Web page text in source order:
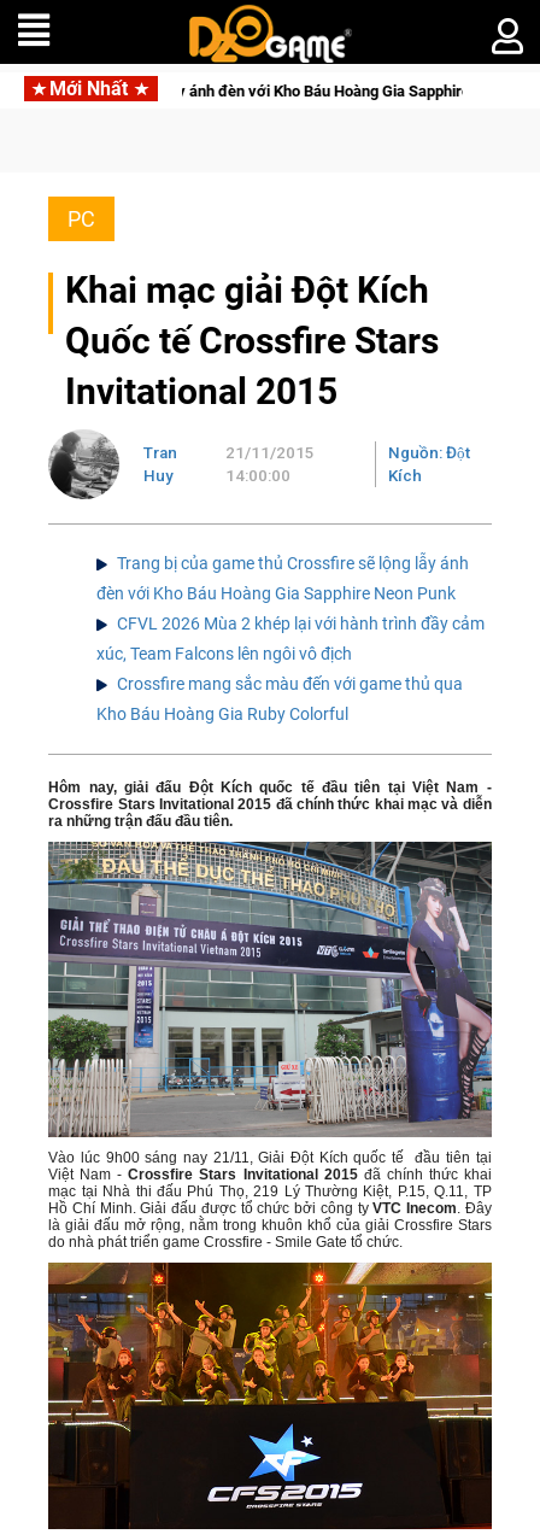
Mới Nhất
Punk
PC
Khai mạc giải Đột Kích
Quốc tế Crossfire Stars
Invitational 2015
Tran
Huy
21/11/2015
14:00:00
Nguồn: Đột
Kích
Trang bị của game thủ Crossfire sẽ lộng lẫy ánh
đèn với Kho Báu Hoàng Gia Sapphire Neon Punk
CFVL 2026 Mùa 2 khép lại với hành trình đầy cảm
xúc, Team Falcons lên ngôi vô địch
Crossfire mang sắc màu đến với game thủ qua
Kho Báu Hoàng Gia Ruby Colorful
Hôm nay, giải đấu Đột Kích quốc tế đầu tiên tại Việt Nam -
Crossfire Stars Invitational 2015 đã chính thức khai mạc và diễn
ra những trận đấu đầu tiên.
Vào lúc 9h00 sáng nay 21/11, Giải Đột Kích quốc tế đầu tiên tại
Việt Nam - Crossfire Stars Invitational 2015 đã chính thức khai
mạc tại Nhà thi đấu Phú Thọ, 219 Lý Thường Kiệt, P.15, Q.11, TP
Hồ Chí Minh. Giải đấu được tổ chức bởi công ty VTC Inecom. Đây
là giải đấu mở rộng, nằm trong khuôn khổ của giải Crossfire Stars
do nhà phát triển game Crossfire - Smile Gate tổ chức.